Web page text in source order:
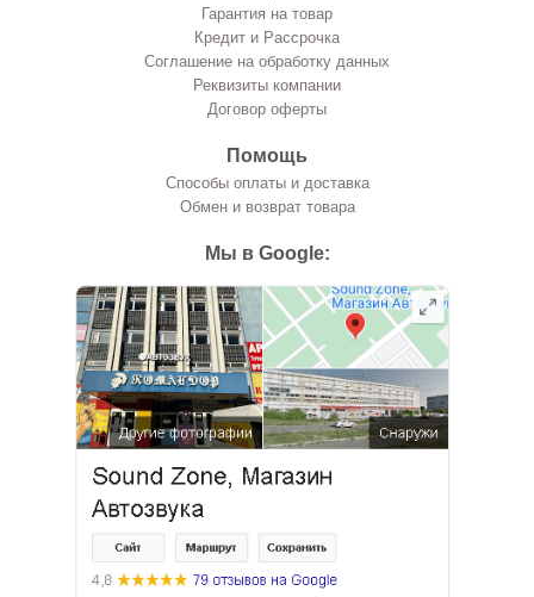
Гарантия на товар
Кредит и Рассрочка
Соглашение на обработку данных
Реквизиты компании
Договор оферты
Помощь
Способы оплаты и доставка
Обмен и возврат товара
Мы в Google: